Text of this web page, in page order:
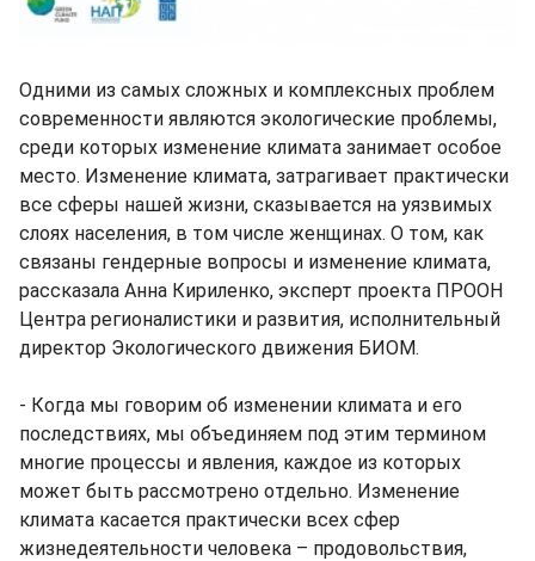
Одними из самых сложных и комплексных проблем
современности являются экологические проблемы,
среди которых изменение климата занимает особое
место. Изменение климата, затрагивает практически
все сферы нашей жизни, сказывается на уязвимых
слоях населения, в том числе женщинах. О том, как
связаны гендерные вопросы и изменение климата,
рассказала Анна Кириленко, эксперт проекта ПРООН
Центра регионалистики и развития, исполнительный
директор Экологического движения БИОМ.
- Когда мы говорим об изменении климата и его
последствиях, мы объединяем под этим термином
многие процессы и явления, каждое из которых
может быть рассмотрено отдельно. Изменение
климата касается практически всех сфер
жизнедеятельности человека – продовольствия,